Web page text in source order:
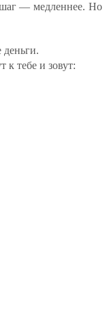
— медленнее. Но
к тебе и зовут: